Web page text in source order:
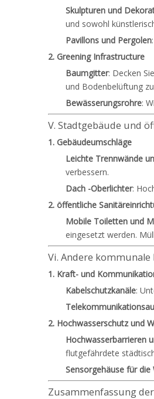
Skulpturen und
und sowohl
Pavillons und Pergolen
2. Greening Infrastructure
Baumgitter: Decken
und Bodenbelüftung
Bewässerungsrohre:
V. Stadtgebäude und
1. Gebäudeumschläge
Leichte Trennwände
verbessern.
Dach -Oberlichter:
2. öffentliche
Mobile Toiletten und
eingesetzt werden.
Vi. Andere
1. Kraft- und
Kabelschutzkanäle:
2. Hochwasserschutz und
Hochwasserbarrieren
flutgefährdete
Sensorgehäuse für
Zusammenfassung